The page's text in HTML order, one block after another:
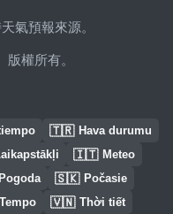
氣預報來源。
權所有。
🇹🇷 Hava durumu
🇮🇹 Meteo
Pogoda 🇸🇰 Počasie
Tempo 🇻🇳 Thời tiết